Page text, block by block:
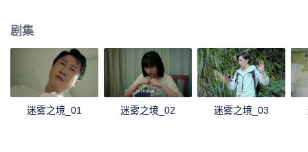
剧集
迷雾之境_01 迷雾之境_02 迷雾之境_03